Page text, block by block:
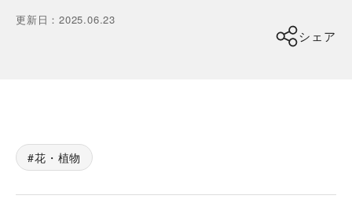
更新日 ：2025.06.23
シェア
花・植物